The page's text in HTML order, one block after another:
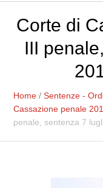
Corte di
III
Home /Sentenze -
Cassazione penale
penale, sentenza 7